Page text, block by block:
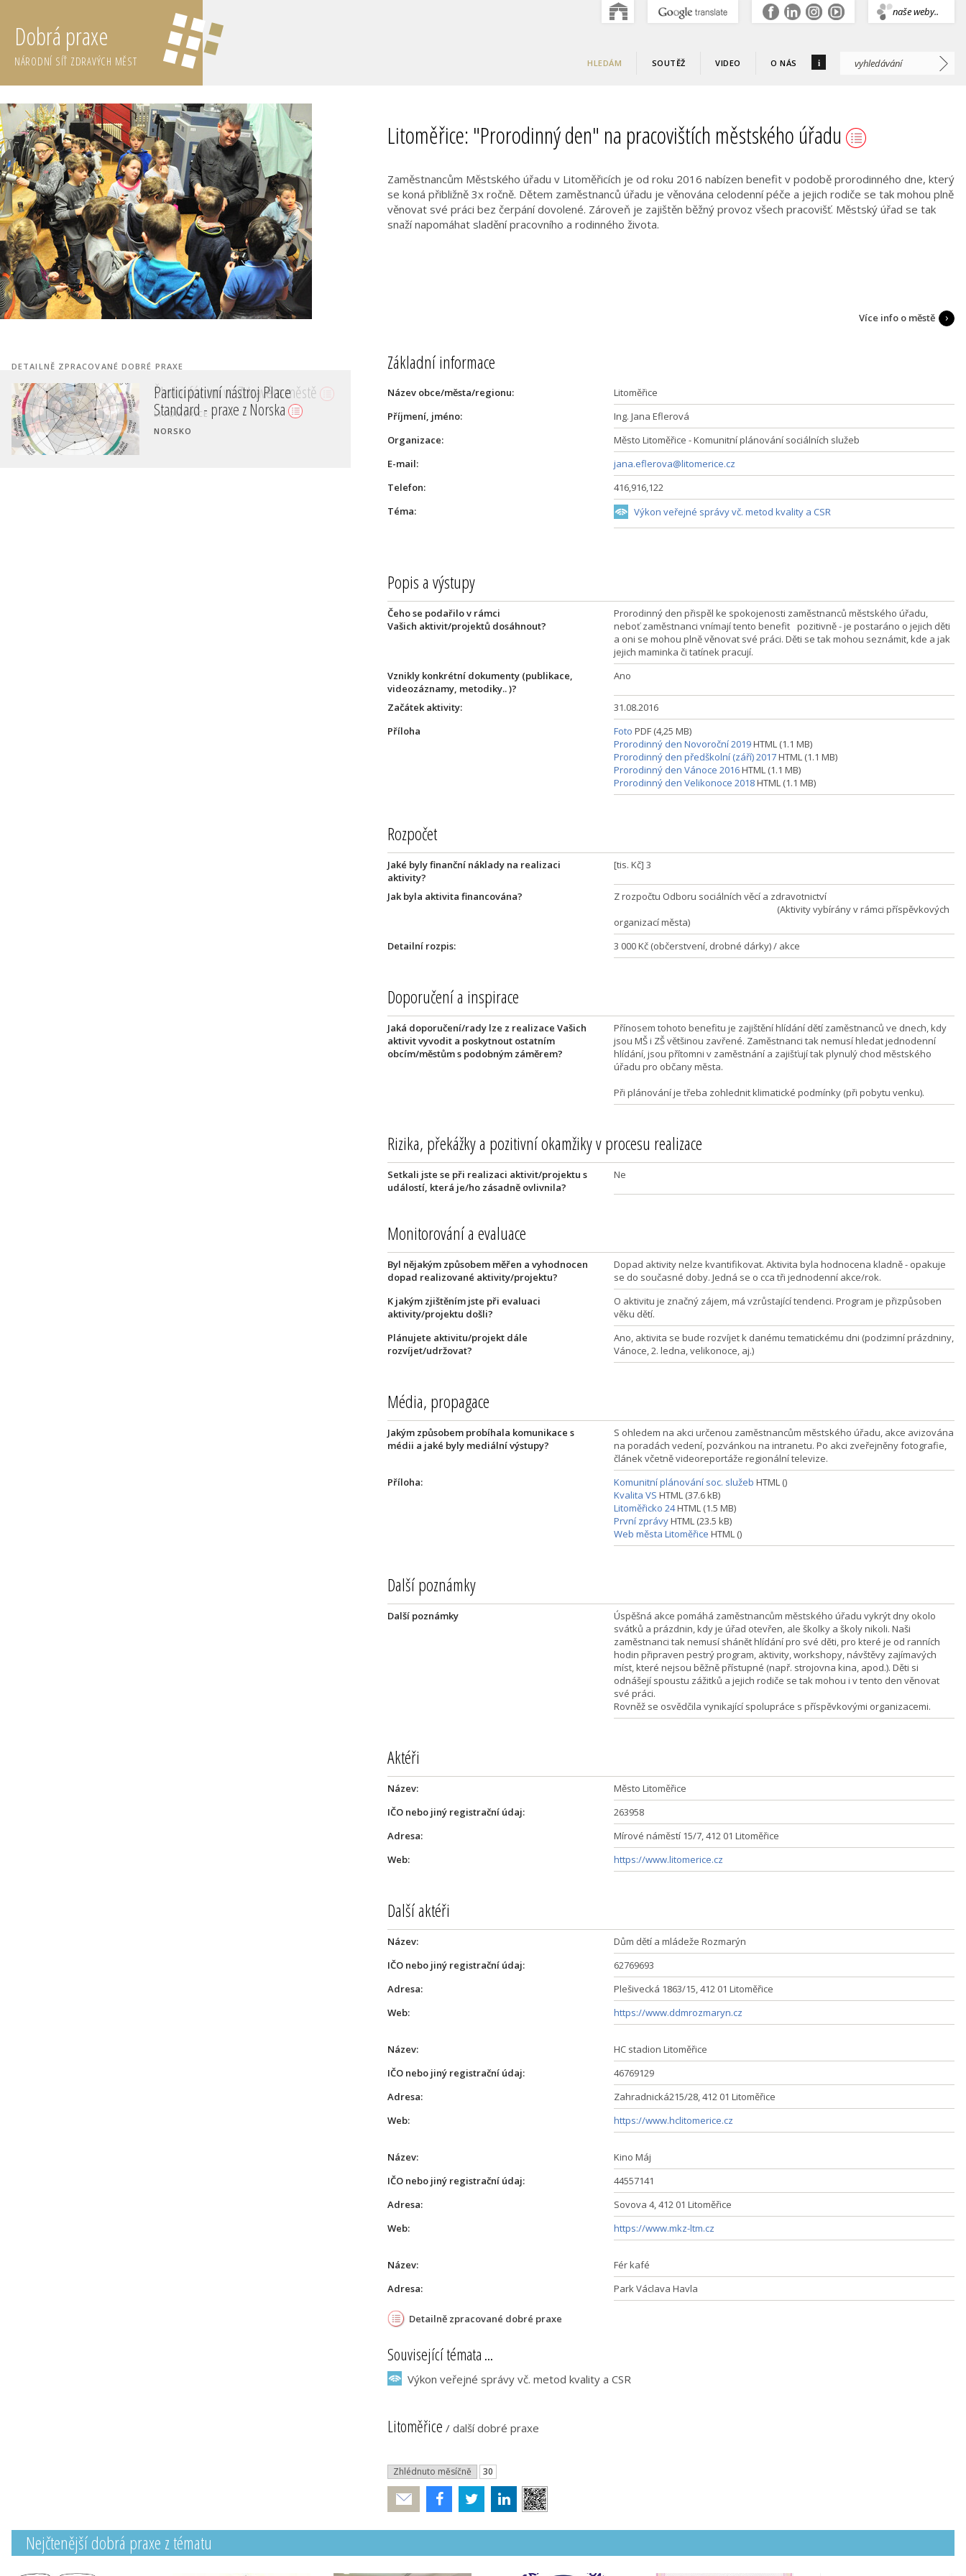
naše weby..
.
Dobrá praxe
NÁRODNÍ SÍŤ ZDRAVÝCH MĚST HLEDÁM SOUTĚŽ VIDEO O NÁS i
DETAILNĚ ZPRACOVANÉ DOBRÉ PRAXE
Školní fórum ve Zdravém městě
LITOMĚŘICE
Litoměřice: "Prorodinný den" na pracovištích městského úřadu
Zaměstnancům Městského úřadu v Litoměřicích je od roku 2016 nabízen benefit v podobě prorodinného dne, který
se koná přibližně 3x ročně. Dětem zaměstnanců úřadu je věnována celodenní péče a jejich rodiče se tak mohou plně
věnovat své práci bez čerpání dovolené. Zároveň je zajištěn běžný provoz všech pracovišť. Městský úřad se tak
snaží napomáhat sladění pracovního a rodinného života.
Více info o městě
Základní informace
Název obce/města/regionu:
Litoměřice
Příjmení, jméno:
Ing. Jana Eflerová
Organizace:
Město Litoměřice - Komunitní plánování sociálních služeb
E-mail:
jana.eflerova@litomerice.cz
Telefon:
416,916,122
Téma:
Výkon veřejné správy vč. metod kvality a CSR
Popis a výstupy
Čeho se podařilo v rámci
Vašich aktivit/projektů dosáhnout?
Prorodinný den přispěl ke spokojenosti zaměstnanců městského úřadu,
neboť zaměstnanci vnímají tento benefit pozitivně - je postaráno o jejich děti
a oni se mohou plně věnovat své práci. Děti se tak mohou seznámit, kde a jak
jejich maminka či tatínek pracují.
Vznikly konkrétní dokumenty (publikace,
videozáznamy, metodiky.. )?
Ano
Začátek aktivity:
31.08.2016
Příloha
Foto PDF (4,25 MB)
Prorodinný den Novoroční 2019HTML (1.1 MB)
Prorodinný den předškolní (září) 2017HTML (1.1 MB)
Prorodinný den Vánoce 2016HTML (1.1 MB)
Prorodinný den Velikonoce 2018HTML (1.1 MB)
Rozpočet
Jaké byly finanční náklady na realizaci
aktivity?
[tis. Kč] 3
Jak byla aktivita financována?
Z rozpočtu Odboru sociálních věcí a zdravotnictví
(Aktivity vybírány v rámci příspěvkových
organizací města)
Detailní rozpis:
3 000 Kč (občerstvení, drobné dárky) / akce
Doporučení a inspirace
Jaká doporučení/rady lze z realizace Vašich
aktivit vyvodit a poskytnout ostatním
obcím/městům s podobným záměrem?
Přínosem tohoto benefitu je zajištění hlídání dětí zaměstnanců ve dnech, kdy
jsou MŠ i ZŠ většinou zavřené. Zaměstnanci tak nemusí hledat jednodenní
hlídání, jsou přítomni v zaměstnání a zajišťují tak plynulý chod městského
úřadu pro občany města.
Při plánování je třeba zohlednit klimatické podmínky (při pobytu venku).
Rizika, překážky a pozitivní okamžiky v procesu realizace
Setkali jste se při realizaci aktivit/projektu s
událostí, která je/ho zásadně ovlivnila?
Ne
Monitorování a evaluace
Byl nějakým způsobem měřen a vyhodnocen
dopad realizované aktivity/projektu?
Dopad aktivity nelze kvantifikovat. Aktivita byla hodnocena kladně - opakuje
se do současné doby. Jedná se o cca tři jednodenní akce/rok.
K jakým zjištěním jste při evaluaci
aktivity/projektu došli?
O aktivitu je značný zájem, má vzrůstající tendenci. Program je přizpůsoben
věku dětí.
Plánujete aktivitu/projekt dále
rozvíjet/udržovat?
Ano, aktivita se bude rozvíjet k danému tematickému dni (podzimní prázdniny,
Vánoce, 2. ledna, velikonoce, aj.)
Média, propagace
Jakým způsobem probíhala komunikace s
médii a jaké byly mediální výstupy?
S ohledem na akci určenou zaměstnancům městského úřadu, akce avizována
na poradách vedení, pozvánkou na intranetu. Po akci zveřejněny fotografie,
článek včetně videoreportáže regionální televize.
Příloha:
Komunitní plánování soc. služeb HTML ()
Kvalita VS HTML (37.6 kB)
Litoměřicko 24HTML (1.5 MB)
První zprávyHTML (23.5 kB)
Web města Litoměřice HTML ()
Další poznámky
Další poznámky
Úspěšná akce pomáhá zaměstnancům městského úřadu vykrýt dny okolo
svátků a prázdnin, kdy je úřad otevřen, ale školky a školy nikoli. Naši
zaměstnanci tak nemusí shánět hlídání pro své děti, pro které je od ranních
hodin připraven pestrý program, aktivity, workshopy, návštěvy zajímavých
míst, které nejsou běžně přístupné (např. strojovna kina, apod.). Děti si
odnášejí spoustu zážitků a jejich rodiče se tak mohou i v tento den věnovat
své práci.
Rovněž se osvědčila vynikající spolupráce s příspěvkovými organizacemi.
Aktéři
Název:
Město Litoměřice
IČO nebo jiný registrační údaj:
263958
Adresa:
Mírové náměstí 15/7, 412 01 Litoměřice
Web:
https://www.litomerice.cz
Další aktéři
Název:
Dům dětí a mládeže Rozmarýn
IČO nebo jiný registrační údaj:
62769693
Adresa:
Plešivecká 1863/15, 412 01 Litoměřice
Web:
https://www.ddmrozmaryn.cz
Název:
HC stadion Litoměřice
IČO nebo jiný registrační údaj:
46769129
Adresa:
Zahradnická215/28, 412 01 Litoměřice
Web:
https://www.hclitomerice.cz
Název:
Kino Máj
IČO nebo jiný registrační údaj:
44557141
Adresa:
Sovova 4, 412 01 Litoměřice
Web:
https://www.mkz-ltm.cz
Název:
Fér kafé
Adresa:
Park Václava Havla
Detailně zpracované dobré praxe
Související témata ...
Výkon veřejné správy vč. metod kvality a CSR
Litoměřice / další dobré praxe
Zhlédnuto měsíčně 30
Poslat
Nejčtenější dobrá praxe z tématu